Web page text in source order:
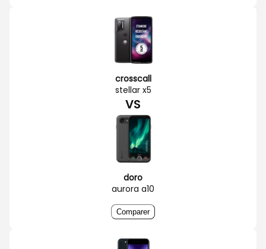
crosscall
stellar x5
VS
doro
aurora a10
Comparer